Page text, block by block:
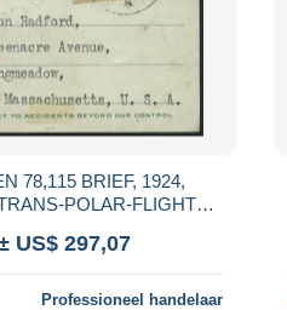
78,115 BRIEF, 1924,
POLAR-FLIGHT
die USA, rückseitg
US$ 297,07
Professioneel handelaar